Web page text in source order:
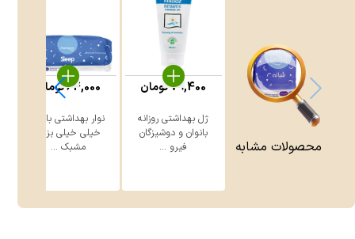
محصولات مشابه
ژل بهداشتی روزانه
بانوان و دوشیزگان
فیرو ...
79,400تومان
نوار بهداشتی بالدار
خیلی خیلی بزرگ
مشبک ...
64,000تومان